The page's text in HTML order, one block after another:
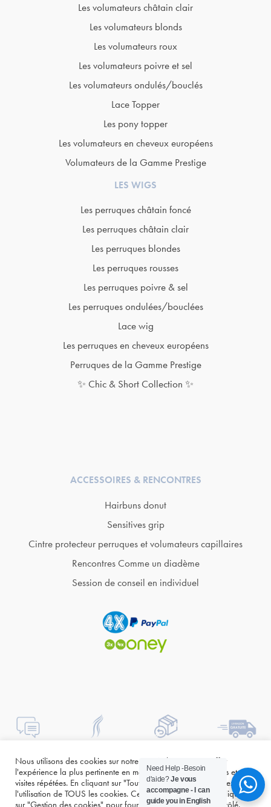
Les volumateurs châtain clair
Les volumateurs blonds
Les volumateurs roux
Les volumateurs poivre et sel
Les volumateurs ondulés/bouclés
Lace Topper
Les pony topper
Les volumateurs en cheveux européens
Volumateurs de la Gamme Prestige
LES WIGS
Les perruques châtain foncé
Les perruques châtain clair
Les perruques blondes
Les perruques rousses
Les perruques poivre & sel
Les perruques ondulées/bouclées
Lace wig
Les perruques en cheveux européens
Perruques de la Gamme Prestige
✨ Chic & Short Collection ✨
ACCESSOIRES & RENCONTRES
Hairbuns donut
Sensitives grip
Cintre protecteur perruques et volumateurs capillaires
Rencontres Comme un diadème
Session de conseil en individuel
Nous utilisons des cookies sur notre site Web pour vous offrir
l'expérience la plus pertinente en mémorisant vos préférences et vos
visites répétées. En cliquant sur "Tout accepter", vous consentez à
l'utilisation de TOUS les cookies. Cependant, vous pouvez cliquer
sur "Gestion des cookies" pour fournir un consentement contrôlé.
Need Help -Besoin
d'aide?Je vous
accompagne - I can
guide you in English